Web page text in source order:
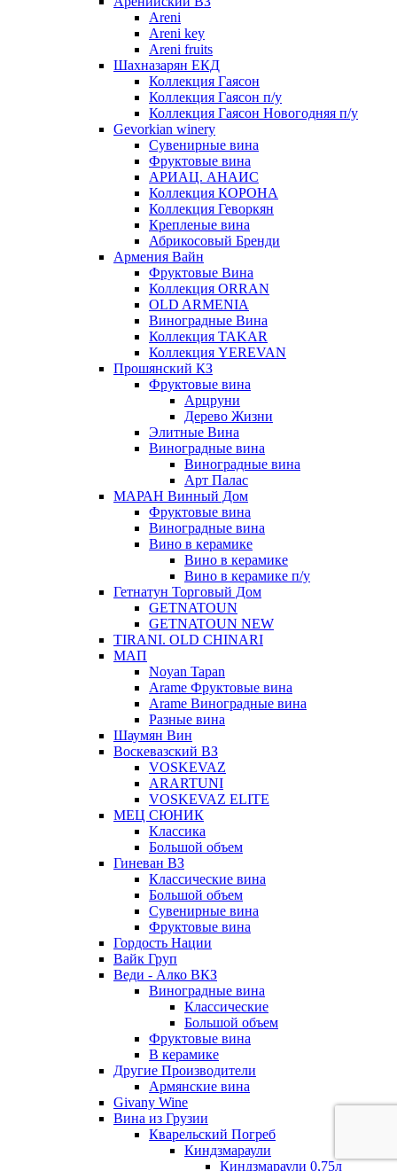
Areni
Areni key
Areni fruits
Шахназарян ЕКД
Коллекция Гаясон
Коллекция Гаясон п/у
Коллекция Гаясон Новогодняя п/у
Gevorkian winery
Сувенирные вина
Фруктовые вина
АРИАЦ. АНАИС
Коллекция КОРОНА
Коллекция Геворкян
Крепленые вина
Абрикосовый Бренди
Армения Вайн
Фруктовые Вина
Коллекция ORRAN
OLD ARMENIA
Виноградные Вина
Коллекция TAKAR
Коллекция YEREVAN
Прошянский КЗ
Фруктовые вина
Арцруни
Дерево Жизни
Элитные Вина
Виноградные вина
Виноградные вина
Арт Палас
МАРАН Винный Дом
Фруктовые вина
Виноградные вина
Вино в керамике
Вино в керамике
Вино в керамике п/у
Гетнатун Торговый Дом
GETNATOUN
GETNATOUN NEW
TIRANI. OLD CHINARI
МАП
Noyan Tapan
Arame Фруктовые вина
Arame Виноградные вина
Разные вина
Шаумян Вин
Воскевазский ВЗ
VOSKEVAZ
ARARTUNI
VOSKEVAZ ELITE
МЕЦ СЮНИК
Классика
Большой объем
Гиневан ВЗ
Классические вина
Большой объем
Сувенирные вина
Фруктовые вина
Гордость Нации
Вайк Груп
Веди - Алко ВКЗ
Виноградные вина
Классические
Большой объем
Фруктовые вина
В керамике
Другие Производители
Армянские вина
Givany Wine
Вина из Грузии
Кварельский Погреб
Киндзмараули
Киндзмараули 0,75л